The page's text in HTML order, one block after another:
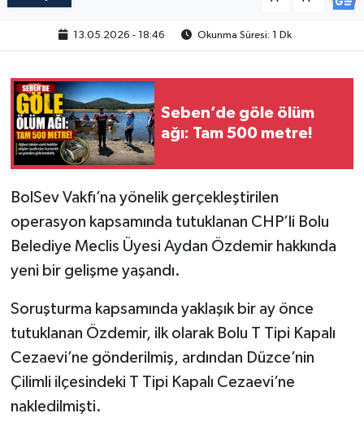
13.05.2026 - 18:46 Okunma Süresi: 1 Dk
Seben’de göle ölüm
ağı: Tam 500 metre!
BolSev Vakfı’na yönelik gerçekleştirilen
operasyon kapsamında tutuklanan CHP’li Bolu
Belediye Meclis Üyesi Aydan Özdemir hakkında
yeni bir gelişme yaşandı.
Soruşturma kapsamında yaklaşık bir ay önce
tutuklanan Özdemir, ilk olarak Bolu T Tipi Kapalı
Cezaevi’ne gönderilmiş, ardından Düzce’nin
Çilimli ilçesindeki T Tipi Kapalı Cezaevi’ne
nakledilmişti.